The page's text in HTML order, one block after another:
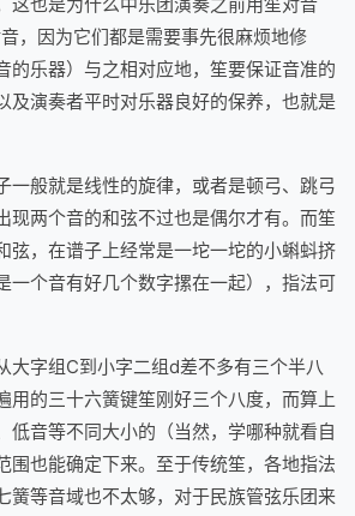
，因为它们都是需要事先很麻烦地修
的乐器）与之相对应地，笙要保证音准的
及演奏者平时对乐器良好的保养，也就是
一般就是线性的旋律，或者是顿弓、跳弓
现两个音的和弦不过也是偶尔才有。而笙
弦，在谱子上经常是一坨一坨的小蝌蚪挤
一个音有好几个数字摞在一起），指法可
大字组C到小字二组d差不多有三个半八
用的三十六簧键笙刚好三个八度，而算上
低音等不同大小的（当然，学哪种就看自
围也能确定下来。至于传统笙，各地指法
簧等音域也不太够，对于民族管弦乐团来